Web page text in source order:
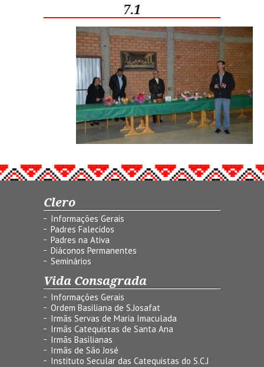
7.1
Clero
Informações Gerais
Padres Falecidos
Padres na Ativa
Diáconos Permanentes
Seminários
Vida Consagrada
Informações Gerais
Ordem Basiliana de S.Josafat
Irmãs Servas de Maria Imaculada
Irmãs Catequistas de Santa Ana
Irmãs Basilianas
Irmãs de São José
Instituto Secular das Catequistas do S.C.J